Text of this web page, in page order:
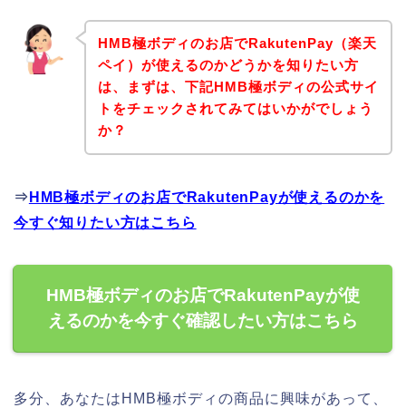
HMB極ボディのお店でRakutenPay（楽天
ペイ）が使えるのかどうかを知りたい方
は、まずは、下記HMB極ボディの公式サイ
トをチェックされてみてはいかがでしょう
か？
⇒ HMB極ボディのお店でRakutenPayが使えるのかを
今すぐ知りたい方はこちら
HMB極ボディのお店でRakutenPayが使
えるのかを今すぐ確認したい方はこちら
多分、あなたはHMB極ボディの商品に興味があって、